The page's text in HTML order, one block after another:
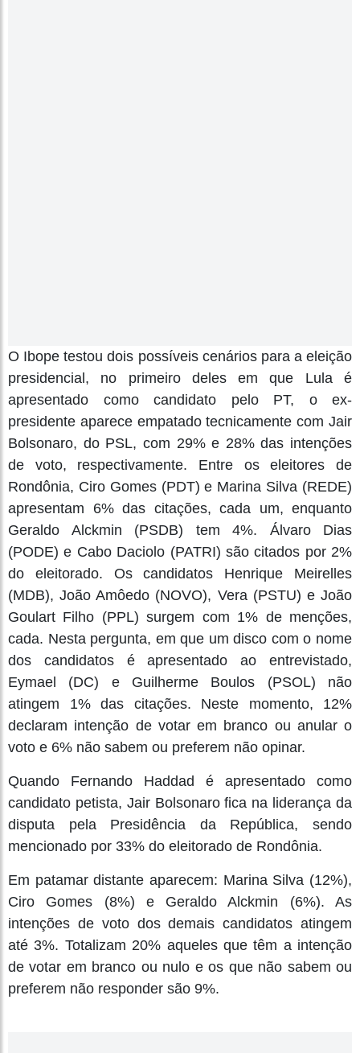
O Ibope testou dois possíveis cenários para a eleição
presidencial, no primeiro deles em que Lula é
apresentado como candidato pelo PT, o ex-
presidente aparece empatado tecnicamente com Jair
Bolsonaro, do PSL, com 29% e 28% das intenções
de voto, respectivamente. Entre os eleitores de
Rondônia, Ciro Gomes (PDT) e Marina Silva (REDE)
apresentam 6% das citações, cada um, enquanto
Geraldo Alckmin (PSDB) tem 4%. Álvaro Dias
(PODE) e Cabo Daciolo (PATRI) são citados por 2%
do eleitorado. Os candidatos Henrique Meirelles
(MDB), João Amôedo (NOVO), Vera (PSTU) e João
Goulart Filho (PPL) surgem com 1% de menções,
cada. Nesta pergunta, em que um disco com o nome
dos candidatos é apresentado ao entrevistado,
Eymael (DC) e Guilherme Boulos (PSOL) não
atingem 1% das citações. Neste momento, 12%
declaram intenção de votar em branco ou anular o
voto e 6% não sabem ou preferem não opinar.
Quando Fernando Haddad é apresentado como
candidato petista, Jair Bolsonaro fica na liderança da
disputa pela Presidência da República, sendo
mencionado por 33% do eleitorado de Rondônia.
Em patamar distante aparecem: Marina Silva (12%),
Ciro Gomes (8%) e Geraldo Alckmin (6%). As
intenções de voto dos demais candidatos atingem
até 3%. Totalizam 20% aqueles que têm a intenção
de votar em branco ou nulo e os que não sabem ou
preferem não responder são 9%.